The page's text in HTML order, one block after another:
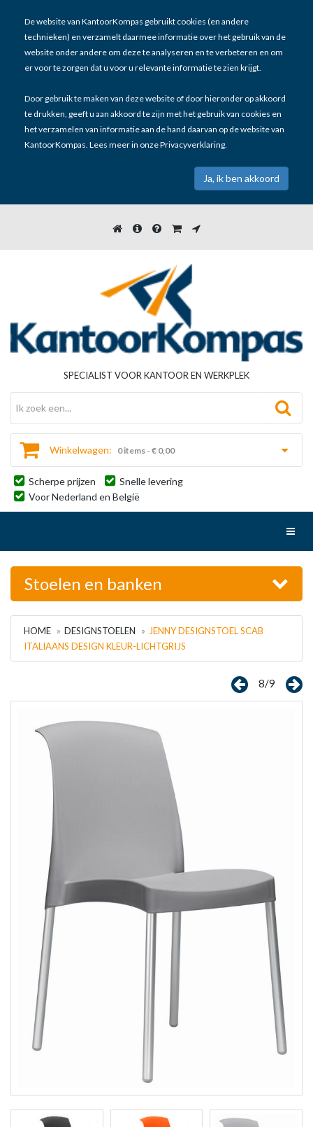
De website van KantoorKompas gebruikt cookies (en andere
technieken) en verzamelt daarmee informatie over het gebruik van de
website onder andere om deze te analyseren en te verbeteren en om
er voor te zorgen dat u voor u relevante informatie te zien krijgt.
Door gebruik te maken van deze website of door hieronder op akkoord
te drukken, geeft u aan akkoord te zijn met het gebruik van cookies en
het verzamelen van informatie aan de hand daarvan op de website van
KantoorKompas. Lees meer in onzePrivacyverklaring.
SPECIALIST VOOR KANTOOR EN WERKPLEK
Winkelwagen: 0 items - € 0,00
Scherpe prijzen
Snelle levering
Voor Nederland en België
Stoelen en banken
HOME DESIGNSTOELEN
JENNY DESIGNSTOEL SCAB
ITALIAANS DESIGN KLEUR-LICHTGRIJS
8/9